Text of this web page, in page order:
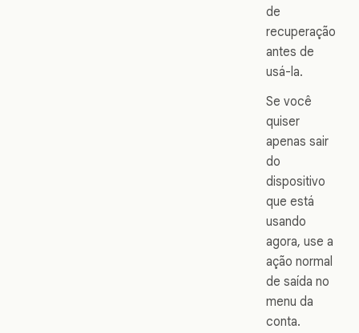
de
recuperação
antes de
usá-la.
Se você
quiser
apenas sair
do
dispositivo
que está
usando
agora, use a
ação normal
de saída no
menu da
conta.